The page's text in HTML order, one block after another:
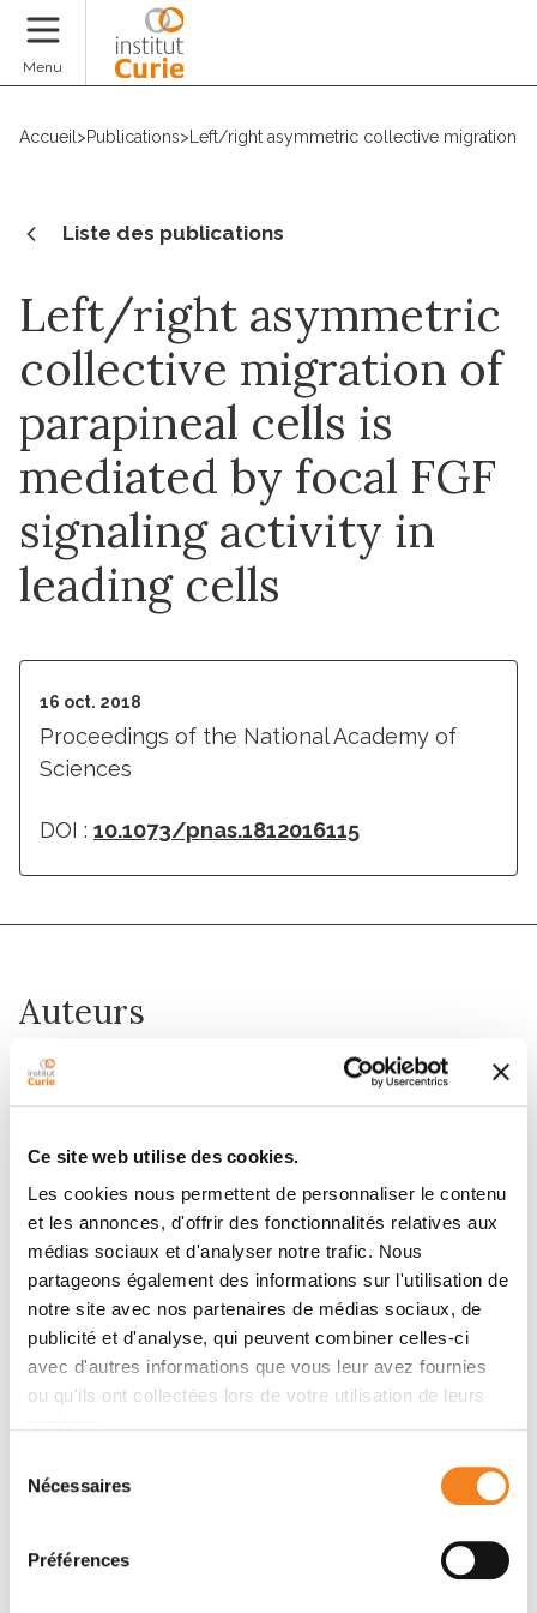
Ce site web utilise des cookies.
Les cookies nous permettent de personnaliser le contenu
et les annonces, d'offrir des fonctionnalités relatives aux
médias sociaux et d'analyser notre trafic. Nous
partageons également des informations sur l'utilisation de
notre site avec nos partenaires de médias sociaux, de
publicité et d'analyse, qui peuvent combiner celles-ci
avec d'autres informations que vous leur avez fournies
ou qu'ils ont collectées lors de votre utilisation de leurs
Nécessaires
Préférences
Menu
Accueil >Publications> Left/right asymmetric collective migration
Liste des publications
Left/right asymmetric
collective migration of
parapineal cells is
mediated by focal FGF
signaling activity in
leading cells
16 oct. 2018
Proceedings of the National Academy of
Sciences
DOI : 10.1073/pnas.1812016115
Auteurs
Myriam Roussigné, Lu Wei, Erika Tsingos, Franz
Kuchling, Mansour Alkobtawi, Matina Tsalavouta,
Stephen W. Wilson
Résumé
Significance
The ability of cells to migrate collectively underlies
many biological processes. The parapineal is a small
Studying the dynamics of FGF pathway activation
reveals that FGF activity is restricted to a few left-
sided parapineal cells. Global activation of the FGF
pathway interferes with parapineal migration in wild-